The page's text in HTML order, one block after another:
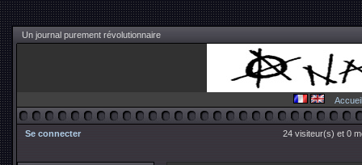
Un journal purement révolutionnaire
Accueil
Se connecter 24 visiteur(s) et 0